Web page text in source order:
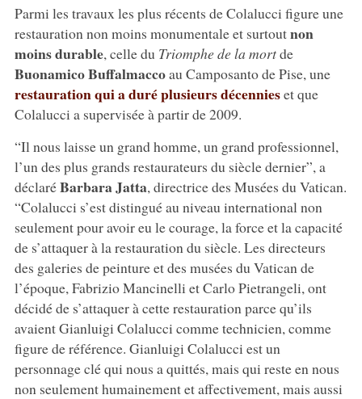
Parmi les travaux les plus récents de Colalucci figure une
restauration non moins monumentale et surtoutnon
moins durable, celle du Triomphe de la mortde
Buonamico Buffalmaccoau Camposanto de Pise, une
restauration qui a duré plusieurs décennieset que
Colalucci a supervisée à partir de 2009.
“Il nous laisse un grand homme, un grand professionnel,
l’un des plus grands restaurateurs du siècle dernier”, a
déclaréBarbara Jatta, directrice des Musées du Vatican.
“Colalucci s’est distingué au niveau international non
seulement pour avoir eu le courage, la force et la capacité
de s’attaquer à la restauration du siècle. Les directeurs
des galeries de peinture et des musées du Vatican de
l’époque, Fabrizio Mancinelli et Carlo Pietrangeli, ont
décidé de s’attaquer à cette restauration parce qu’ils
avaient Gianluigi Colalucci comme technicien, comme
figure de référence. Gianluigi Colalucci est un
personnage clé qui nous a quittés, mais qui reste en nous
non seulement humainement et affectivement, mais aussi